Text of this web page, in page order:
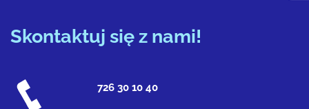
Skontaktuj się z nami!
726 30 10 40